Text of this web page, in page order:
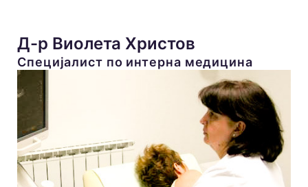
Д-р Виолета Христов
Специјалист по интерна медицина